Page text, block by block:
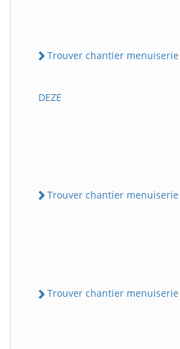
Trouver chantier menuiserie
DEZE
Trouver chantier menuiserie
Trouver chantier menuiserie